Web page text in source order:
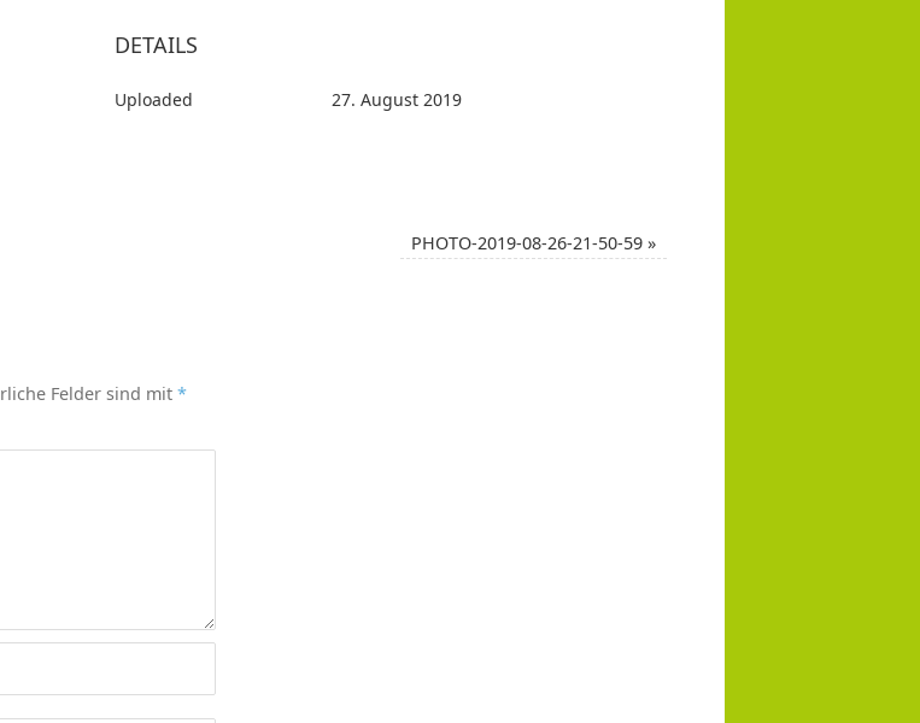
DETAILS
Uploaded 27. August 2019
PHOTO-2019-08-26-21-50-59 »
Felder sind mit *